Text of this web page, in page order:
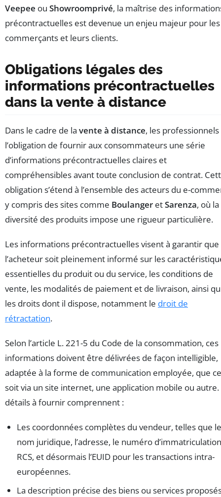
Veepee ou Showroomprivé, la maîtrise des
précontractuelles est devenue un enjeu majeur pour
commerçants et leurs clients.
Obligations légales des
informations précontractuelles
dans la vente à distance
Dans le cadre de la vente à distance, les
l’obligation de fournir aux consommateurs une série
d’informations précontractuelles claires et
compréhensibles avant toute conclusion de contrat.
obligation s’étend à l’ensemble des acteurs du e-
y compris des sites comme Boulanger etSarenza, où la
diversité des produits impose une rigueur particulière.
Les informations précontractuelles visent à garantir que
l’acheteur soit pleinement informé sur les
essentielles du produit ou du service, les conditions de
vente, les modalités de paiement et de livraison, ainsi
les droits dont il dispose, notamment le droit de
rétractation.
Selon l’article L. 221-5 du Code de la consommation, ces
informations doivent être délivrées de façon intelligible,
adaptée à la forme de communication employée, que ce
soit via un site internet, une application mobile ou autre.
détails à fournir comprennent :
Les coordonnées complètes du vendeur, telles que le
nom juridique, l’adresse, le numéro
RCS, et désormais l’EUID pour les transactions intra-
européennes.
La description précise des biens ou services